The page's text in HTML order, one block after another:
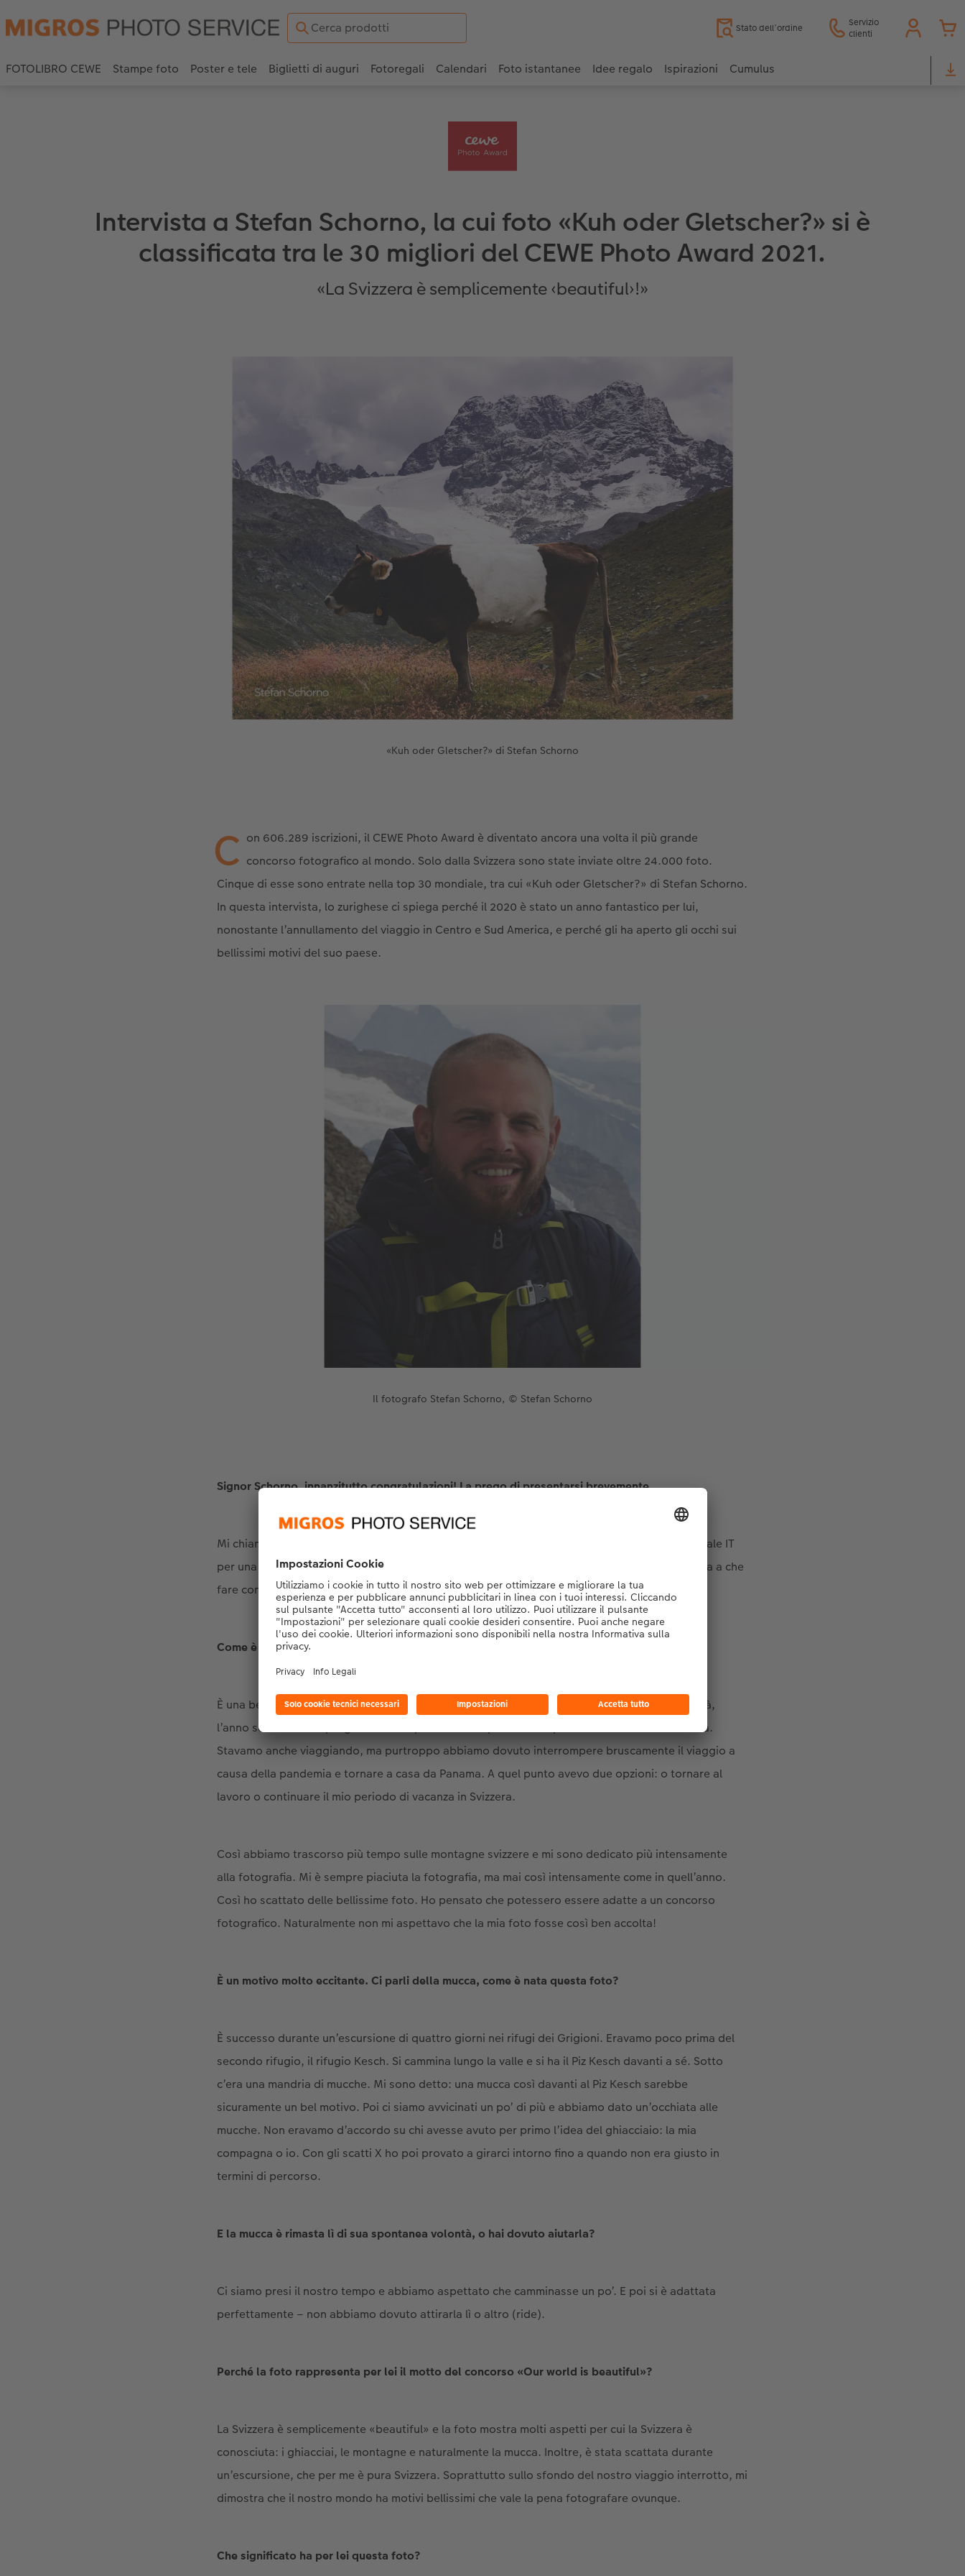
Stato dell’ordine
Servizio
clienti
FOTOLIBRO CEWE Stampe foto Poster e tele Biglietti di auguri Fotoregali Calendari Foto istantanee Idee regalo Ispirazioni Cumulus
Intervista a Stefan Schorno, la cui foto «Kuh oder Gletscher?» si è
classificata tra le 30 migliori del CEWE Photo Award 2021.
«La Svizzera è semplicemente ‹beautiful›!»
«Kuh oder Gletscher?» di Stefan Schorno
C on 606.289 iscrizioni, il CEWE Photo Award è diventato ancora una volta il più grande
concorso fotografico al mondo. Solo dalla Svizzera sono state inviate oltre 24.000 foto.
Cinque di esse sono entrate nella top 30 mondiale, tra cui «Kuh oder Gletscher?» di Stefan Schorno.
In questa intervista, lo zurighese ci spiega perché il 2020 è stato un anno fantastico per lui,
nonostante l’annullamento del viaggio in Centro e Sud America, e perché gli ha aperto gli occhi sui
bellissimi motivi del suo paese.
Il fotografo Stefan Schorno, © Stefan Schorno
Signor Schorno, innanzitutto congratulazioni! La prego di presentarsi brevemente.
Mi chiamo Stefan Schorno e vivo a Zurigo con la mia compagna. Lavoro come analista aziendale IT
per una compagnia di assicurazioni nell’area di Zurigo. Quindi professionalmente non ho nulla a che
fare con le foto.
Come è arrivato a partecipare al CEWE Photo Award?
È una bella domanda, non ho mai partecipato a un concorso fotografico prima d’ora. In realtà,
l’anno scorso avevo programmato di prendermi un periodo di riposo in Centro e Sud America.
Stavamo anche viaggiando, ma purtroppo abbiamo dovuto interrompere bruscamente il viaggio a
causa della pandemia e tornare a casa da Panama. A quel punto avevo due opzioni: o tornare al
lavoro o continuare il mio periodo di vacanza in Svizzera.
Così abbiamo trascorso più tempo sulle montagne svizzere e mi sono dedicato più intensamente
alla fotografia. Mi è sempre piaciuta la fotografia, ma mai così intensamente come in quell’anno.
Così ho scattato delle bellissime foto. Ho pensato che potessero essere adatte a un concorso
fotografico. Naturalmente non mi aspettavo che la mia foto fosse così ben accolta!
È un motivo molto eccitante. Ci parli della mucca, come è nata questa foto?
È successo durante un’escursione di quattro giorni nei rifugi dei Grigioni. Eravamo poco prima del
secondo rifugio, il rifugio Kesch. Si cammina lungo la valle e si ha il Piz Kesch davanti a sé. Sotto
c’era una mandria di mucche. Mi sono detto: una mucca così davanti al Piz Kesch sarebbe
sicuramente un bel motivo. Poi ci siamo avvicinati un po’ di più e abbiamo dato un’occhiata alle
mucche. Non eravamo d’accordo su chi avesse avuto per primo l’idea del ghiacciaio: la mia
compagna o io. Con gli scatti X ho poi provato a girarci intorno fino a quando non era giusto in
termini di percorso.
E la mucca è rimasta lì di sua spontanea volontà, o hai dovuto aiutarla?
Ci siamo presi il nostro tempo e abbiamo aspettato che camminasse un po’. E poi si è adattata
perfettamente – non abbiamo dovuto attirarla lì o altro (ride).
Perché la foto rappresenta per lei il motto del concorso «Our world is beautiful»?
La Svizzera è semplicemente «beautiful» e la foto mostra molti aspetti per cui la Svizzera è
conosciuta: i ghiacciai, le montagne e naturalmente la mucca. Inoltre, è stata scattata durante
un’escursione, che per me è pura Svizzera. Soprattutto sullo sfondo del nostro viaggio interrotto, mi
dimostra che il nostro mondo ha motivi bellissimi che vale la pena fotografare ovunque.
Che significato ha per lei questa foto?